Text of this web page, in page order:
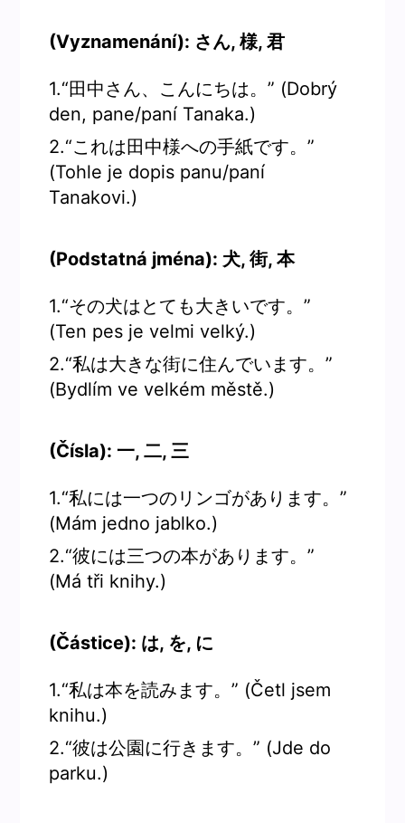
(Vyznamenání): さん, 様, 君
1.“田中さん、こんにちは。” (Dobrý
den, pane/paní Tanaka.)
2.“これは田中様への手紙です。”
(Tohle je dopis panu/paní
Tanakovi.)
(Podstatná jména): 犬, 街, 本
1.“その犬はとても大きいです。”
(Ten pes je velmi velký.)
2.“私は大きな街に住んでいます。”
(Bydlím ve velkém městě.)
(Čísla): 一, 二, 三
1.“私には一つのリンゴがあります。”
(Mám jedno jablko.)
2.“彼には三つの本があります。”
(Má tři knihy.)
(Částice): は, を, に
1.“私は本を読みます。” (Četl jsem
knihu.)
2.“彼は公園に行きます。” (Jde do
parku.)